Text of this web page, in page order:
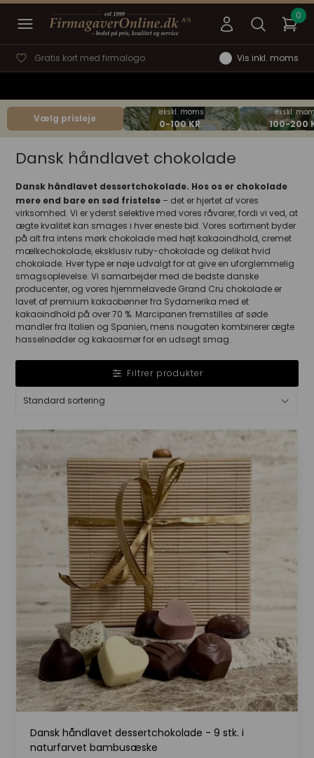
Prisgaranti Vis inkl. moms
Vælg prisleje
Dansk håndlavet chokolade
Dansk håndlavet dessertchokolade. Hos os er chokolade
mere end bare en sød fristelse – det er hjertet af vores
virksomhed. Vi er yderst selektive med vores råvarer, fordi vi ved, at
ægte kvalitet kan smages i hver eneste bid. Vores sortiment byder
på alt fra intens mørk chokolade med højt kakaoindhold, cremet
mælkechokolade, eksklusiv ruby-chokolade og delikat hvid
chokolade. Hver type er nøje udvalgt for at give en uforglemmelig
smagsoplevelse. Vi samarbejder med de bedste danske
producenter, og vores hjemmelavede Grand Cru chokolade er
lavet af premium kakaobønner fra Sydamerika med et
kakaoindhold på over 70 %. Marcipanen fremstilles af søde
mandler fra Italien og Spanien, mens nougaten kombinerer ægte
hasselnødder og kakaosmør for en udsøgt smag.
Filtrer produkter
Dansk håndlavet dessertchokolade - 9 stk. i
naturfarvet bambusæske